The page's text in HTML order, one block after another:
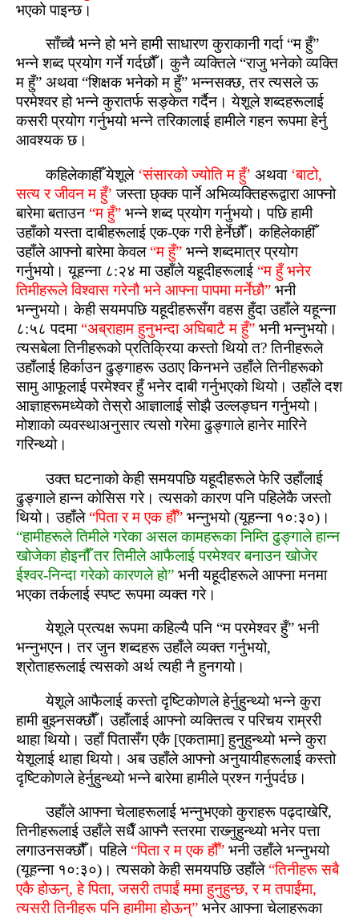
भएको पाइन्‍छ।
साँच्चै भन्ने हो भने हामी साधारण कुराकानी गर्दा “म हुँ”
भन्ने शब्‍द प्रयोग गर्ने गर्दछौँ। कुनै व्यक्तिले “राजु भनेको व्यक्ति
म हुँ” अथवा “शिक्षक भनेको म हुँ” भन्नसक्‍छ, तर त्यसले ऊ
परमेश्‍वर हो भन्ने कुरातर्फ सङ्केत गर्दैन। येशूले शब्‍दहरूलाई
कसरी प्रयोग गर्नुभयो भन्ने तरिकालाई हामीले गहन रूपमा हेर्नु
आवश्यक छ।
कहिलेकाहीँ येशूले ‘संसारको ज्योति म हुँ’ अथवा ‘बाटो,
सत्य र जीवन म हुँ’ जस्‍ता छ्क्क पार्ने अभिव्यक्तिहरूद्वारा आफ्‍नो
बारेमा बताउन “म हुँ” भन्ने शब्‍द प्रयोग गर्नुभयो। पछि हामी
उहाँको यस्‍ता दाबीहरूलाई एक-एक गरी हेर्नेछौँ। कहिलेकाहीँ
उहाँले आफ्‍नो बारेमा केवल “म हुँ” भन्ने शब्‍दमात्र प्रयोग
गर्नुभयो। यूहन्ना ८:२४ मा उहाँले यहूदीहरूलाई “म हुँ भनेर
तिमीहरूले विश्‍वास गरेनौ भने आफ्‍ना पापमा मर्नेछौ” भनी
भन्नुभयो। केही सयमपछि यहूदीहरूसँग वहस हुँदा उहाँले यहून्ना
८:५८ पदमा “अब्राहाम हुनुभन्‍दा अघिबाटै म हुँ” भनी भन्नुभयो।
त्यसबेला तिनीहरूको प्रतिक्रिया कस्‍तो थियो त? तिनीहरूले
उहाँलाई हिर्काउन ढुङ्गाहरू उठाए किनभने उहाँले तिनीहरूको
सामु आफूलाई परमेश्‍वर हुँ भनेर दाबी गर्नुभएको थियो। उहाँले दश
आज्ञाहरूमध्येको तेस्रो आज्ञालाई सोझै उल्लङ्घन गर्नुभयो।
मोशाको व्यवस्‍थाअनुसार त्यसो गरेमा ढुङ्गाले हानेर मारिने
गरिन्‍थ्यो।
उक्त घटनाको केही समयपछि यहूदीहरूले फेरि उहाँलाई
ढुङ्गाले हान्न कोसिस गरे। त्यसको कारण पनि पहिलेकै जस्‍तो
थियो। उहाँले “पिता र म एक हौँ” भन्नुभयो (यूहन्ना १०:३०)।
“हामीहरूले तिमीले गरेका असल कामहरूका निम्‍ति ढुङ्‍गाले हान्न
खोजेका होइनौँ तर तिमीले आफैलाई परमेश्‍वर बनाउन खोजेर
ईश्‍वर-निन्‍दा गरेको कारणले हो” भनी यहूदीहरूले आफ्‍ना मनमा
भएका तर्कलाई स्‍पष्‍ट रूपमा व्यक्त गरे।
येशूले प्रत्यक्ष रूपमा कहिल्यै पनि “म परमेश्‍वर हुँ” भनी
भन्नुभएन। तर जुन शब्‍दहरू उहाँले व्यक्त गर्नुभयो,
श्रोताहरूलाई त्यसको अर्थ त्यही नै हुनगयो।
येशूले आफैलाई कस्‍तो दृष्‍टिकोणले हेर्नुहुन्‍थ्यो भन्ने कुरा
हामी बुझ्‍नसक्‍छौँ। उहाँलाई आफ्‍नो व्यक्तित्‍व र परिचय राम्ररी
थाहा थियो। उहाँ पितासँग एकै [एकतामा] हुनुहुन्‍थ्यो भन्ने कुरा
येशूलाई थाहा थियो। अब उहाँले आफ्‍नो अनुयायीहरूलाई कस्‍तो
दृष्‍टिकोणले हेर्नुहुन्‍थ्यो भन्ने बारेमा हामीले प्रश्‍न गर्नुपर्दछ।
उहाँले आफ्‍ना चेलाहरूलाई भन्नुभएको कुराहरू पढ्‍दाखेरि,
तिनीहरूलाई उहाँले सधैँ आफ्‍नै स्‍तरमा राख्‍नुहुन्‍थ्यो भनेर पत्ता
लगाउनसक्‍छौँ। पहिले “पिता र म एक हौँ” भनी उहाँले भन्नुभयो
(यूहन्ना १०:३०)। त्यसको केही समयपछि उहाँले “तिनीहरू सबै
एकै होऊन्, हे पिता, जसरी तपाईं ममा हुनुहुन्‍छ, र म तपाईंमा,
त्यसरी तिनीहरू पनि हामीमा होऊन्” भनेर आफ्‍ना चेलाहरूका